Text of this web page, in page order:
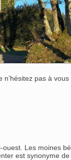
n’hésitez pas à
Les moines
est synonyme